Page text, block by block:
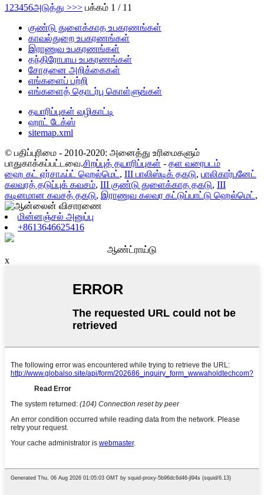
1 23456அடுத்து >>> பக்கம் 1 / 11
குண்டு துளைக்காத உபகரணங்கள்
காவல்துறை உபகரணங்கள்
இராணுவ உபகரணங்கள்
தந்திரோபாய உபகரணங்கள்
சோதனை அறிக்கைகள்
எங்களைப் பற்றி
எங்களைத் தொடர்பு கொள்ளுங்கள்
தயாரிப்புகள் வழிகாட்டி
ஹாட் டேக்ஸ்
sitemap.xml
© பதிப்புரிமை - 2010-2020: அனைத்து உரிமைகளும்
பாதுகாக்கப்பட்டவை.சிறப்புத் தயாரிப்புகள் - தள வரைபடம்
ஹை கட் ஏர்சாஃப்ட் ஹெல்மெட் , III பாலிஸ்டிக் தகடு, பாலிகார்பனேட்
கலவரத் தடுப்புக் கவசம், III குண்டு துளைக்காத தகடு, III
கடினமான கவசத் தகடு, இராணுவ கலவர கட்டுப்பாட்டு ஹெல்மெட் ,
மின்னஞ்சல் அனுப்பு
+8613646625416
ஆண்ட்ராய்டு
x